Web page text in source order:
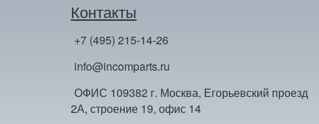
Контакты
+7 (495) 215-14-26
info@incomparts.ru
ОФИС 109382 г. Москва, Егорьевский проезд
2А, строение 19, офис 14